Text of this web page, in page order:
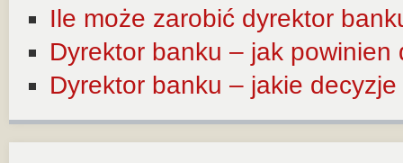
Ile może zarobić dyrektor
Dyrektor banku – jak
Dyrektor banku – jakie